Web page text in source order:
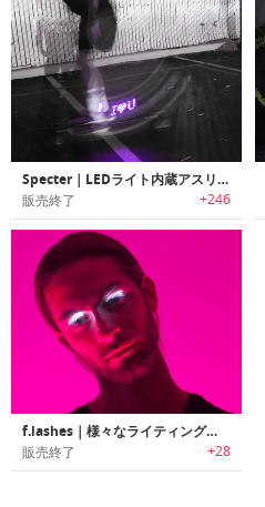
Specter｜LEDライト内蔵アスリートバンド「スペクター」
販売終了 +246
f.lashes｜様々なライティングが楽しめるLEDライト搭載つけまつげ「フラッシュ」
販売終了 +28